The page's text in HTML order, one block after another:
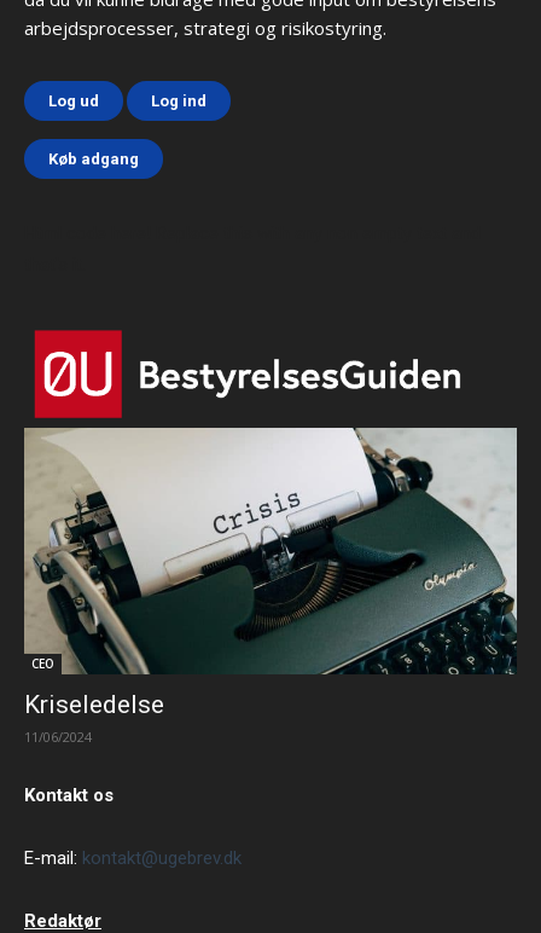
arbejdsprocesser, strategi og risikostyring.
Log ud Log ind
Køb adgang
CEO
Kriseledelse
11/06/2024
Kontakt os
E-mail: kontakt@ugebrev.dk
Redaktør